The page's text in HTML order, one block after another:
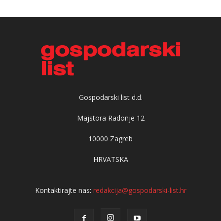
Gospodarski list d.d.
Majstora Radonje 12
10000 Zagreb
HRVATSKA
Kontaktirajte nas: redakcija@gospodarski-list.hr